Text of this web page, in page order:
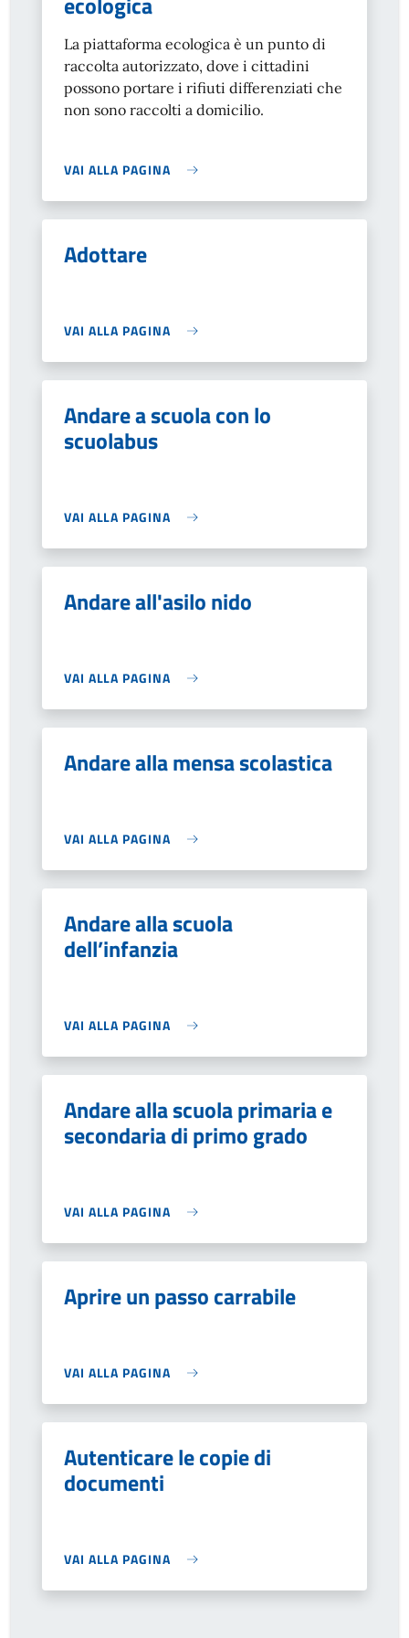
La piattaforma ecologica è un punto di
raccolta autorizzato, dove i cittadini
possono portare i rifiuti differenziati che
non sono raccolti a domicilio.
VAI ALLA PAGINA
Adottare
VAI ALLA PAGINA
Andare a scuola con lo
scuolabus
VAI ALLA PAGINA
Andare all'asilo nido
VAI ALLA PAGINA
Andare alla mensa scolastica
VAI ALLA PAGINA
Andare alla scuola
dell’infanzia
VAI ALLA PAGINA
Andare alla scuola primaria e
secondaria di primo grado
VAI ALLA PAGINA
Aprire un passo carrabile
VAI ALLA PAGINA
Autenticare le copie di
documenti
VAI ALLA PAGINA